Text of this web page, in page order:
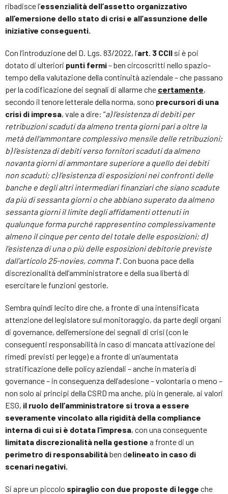
ribadisce l’essenzialità dell’assetto organizzativo
all’emersione dello stato di crisi e all’assunzione delle
iniziative conseguenti.
Con l’introduzione del D. Lgs. 83/2022, l’art. 3 CCII si è poi
dotato di ulteriori punti fermi– ben circoscritti nello spazio-
tempo della valutazione della continuità aziendale – che passano
per la codificazione dei segnali di allarme che certamente,
secondo il tenore letterale della norma, sono precursori di una
crisi di impresa, vale a dire: “a) l’esistenza di debiti per
retribuzioni scaduti da almeno trenta giorni pari a oltre la
metà dell’ammontare complessivo mensile delle retribuzioni;
b) l’esistenza di debiti verso fornitori scaduti da almeno
novanta giorni di ammontare superiore a quello dei debiti
non scaduti; c) l’esistenza di esposizioni nei confronti delle
banche e degli altri intermediari finanziari che siano scadute
da più di sessanta giorni o che abbiano superato da almeno
sessanta giorni il limite degli affidamenti ottenuti in
qualunque forma purché rappresentino complessivamente
almeno il cinque per cento del totale delle esposizioni; d)
l’esistenza di una o più delle esposizioni debitorie previste
dall’articolo 25-novies, comma 1“. Con buona pace della
discrezionalità dell’amministratore e della sua libertà di
esercitare le funzioni gestorie.
Sembra quindi lecito dire che, a fronte di una intensificata
attenzione del legislatore sul monitoraggio, da parte degli organi
di governance, dell’emersione dei segnali di crisi (con le
conseguenti responsabilità in caso di mancata attivazione dei
rimedi previsti per legge) e a fronte di un’aumentata
stratificazione delle policy aziendali – anche in materia di
governance – in conseguenza dell’adesione – volontaria o meno –
non solo ai principi della CSRD ma anche, più in generale, ai valori
ESG, il ruolo dell’amministratore si trova a essere
severamente vincolato alla rigidità della compliance
interna di cui si è dotata l’impresa, con una conseguente
limitata discrezionalità nella gestione a fronte di un
perimetro di responsabilitàben delineato in caso di
scenari negativi.
Si apre un piccolo spiraglio con due proposte di legge che